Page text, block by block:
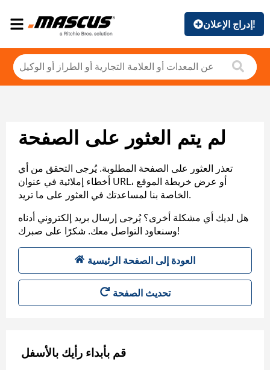
إدراج الإعلان!
لم يتم العثور على الصفحة
تعذر العثور على الصفحة المطلوبة. يُرجى التحقق من أي
أخطاء إملائية في عنوان URL، أو عرض خريطة الموقع
الخاصة بنا لمساعدتك في العثور على ما تريد.
هل لديك أي مشكلة أخرى؟ يُرجى إرسال بريد إلكتروني أدناه
وسنعاود التواصل معك. شكرًا على صبرك!
العودة إلى الصفحة الرئيسية
تحديث الصفحة
قم بأبداء رأيك بالأسفل